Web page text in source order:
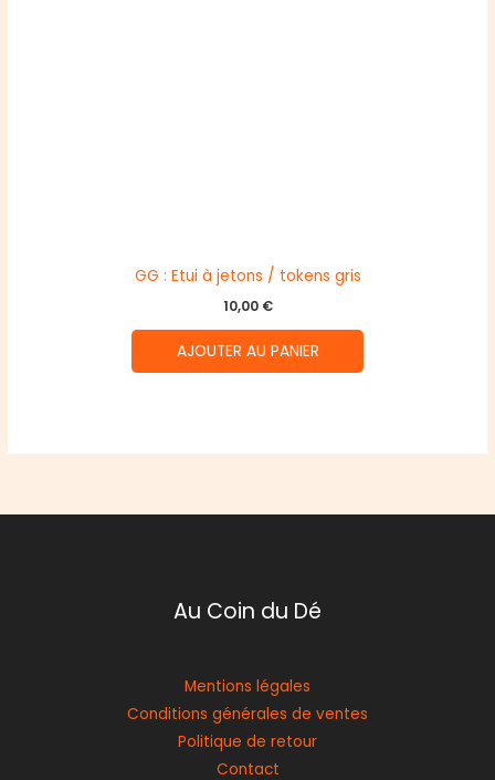
GG : Etui à jetons / tokens gris
10,00 €
AJOUTER AU PANIER
Au Coin du Dé
Mentions légales
Conditions générales de ventes
Politique de retour
Contact